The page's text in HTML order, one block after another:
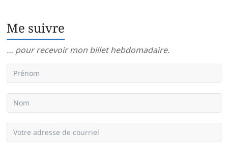
Me suivre
… pour recevoir mon billet hebdomadaire.